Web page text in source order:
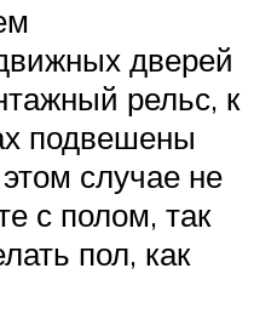
дверей
рельс, к
подвешены
случае не
с полом, так
пол, как